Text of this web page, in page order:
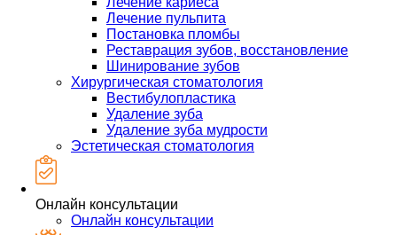
Лечение пульпита
Постановка пломбы
Реставрация зубов, восстановление
Шинирование зубов
Хирургическая стоматология
Вестибулопластика
Удаление зуба
Удаление зуба мудрости
Эстетическая стоматология
Онлайн консультации
Онлайн консультации